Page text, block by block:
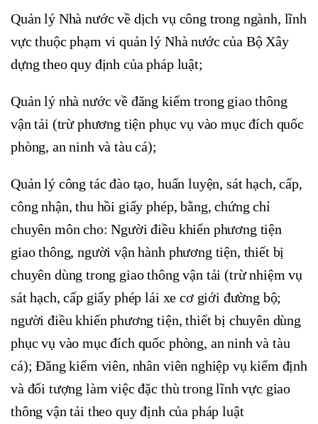
Quản lý Nhà nước về dịch vụ công trong ngành, lĩnh
vực thuộc phạm vi quản lý Nhà nước của Bộ Xây
dựng theo quy định của pháp luật;
Quản lý nhà nước về đăng kiểm trong giao thông
vận tải (trừ phương tiện phục vụ vào mục đích quốc
phòng, an ninh và tàu cá);
Quản lý công tác đào tạo, huấn luyện, sát hạch, cấp,
công nhận, thu hồi giấy phép, bằng, chứng chỉ
chuyên môn cho: Người điều khiển phương tiện
giao thông, người vận hành phương tiện, thiết bị
chuyên dùng trong giao thông vận tải (trừ nhiệm vụ
sát hạch, cấp giấy phép lái xe cơ giới đường bộ;
người điều khiển phương tiện, thiết bị chuyên dùng
phục vụ vào mục đích quốc phòng, an ninh và tàu
cá); Đăng kiểm viên, nhân viên nghiệp vụ kiểm định
và đối tượng làm việc đặc thù trong lĩnh vực giao
thông vận tải theo quy định của pháp luật